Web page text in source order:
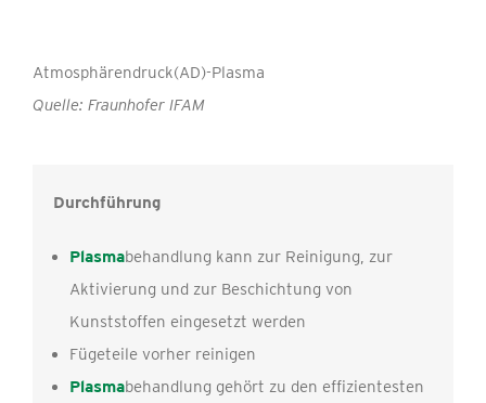
Atmosphärendruck(AD)-Plasma
Quelle: Fraunhofer IFAM
Durchführung
Plasmabehandlung kann zur Reinigung, zur
Aktivierung und zur Beschichtung von
Kunststoffen eingesetzt werden
Fügeteile vorher reinigen
Plasmabehandlung gehört zu den effizientesten